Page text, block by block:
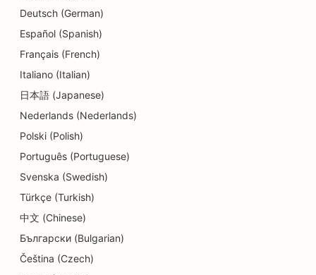
SEO az adósságtanácsadási szolgáltatások
számára
SEO a valutaváltó szolgáltatások számára
SEO a bőrradírozási szolgáltatásokhoz
SEO az óvodák számára
SEO fogászati klinikák számára
SEO a részletek üzletei számára
SEO a süteményboltok számára
Deutsch (German)
Español (Spanish)
Français (French)
Italiano (Italian)
日本語 (Japanese)
Nederlands (Nederlands)
Polski (Polish)
Português (Portuguese)
Svenska (Swedish)
Türkçe (Turkish)
中文 (Chinese)
Български (Bulgarian)
Čeština (Czech)